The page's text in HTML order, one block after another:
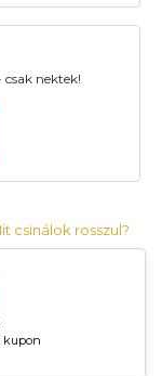
nektek!
csinálok rosszul?
kupon